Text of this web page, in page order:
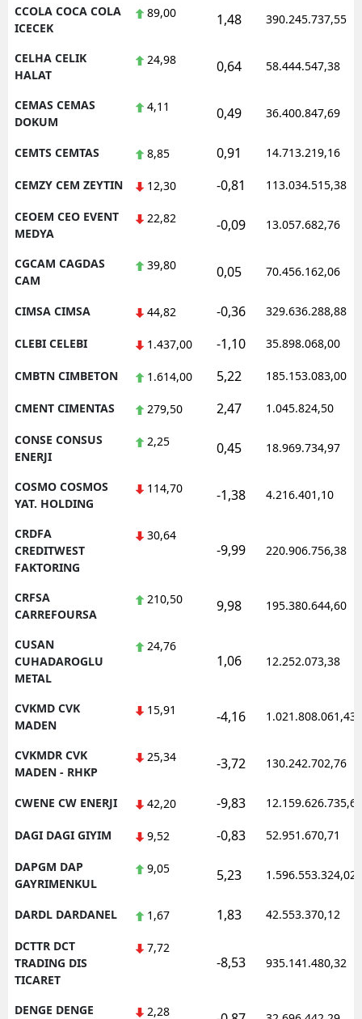
CCOLA COCA COLA
ICECEK
89,00 1,48 390.245.737,55
CELHA CELIK
HALAT
24,98 0,64 58.444.547,38
CEMAS CEMAS
DOKUM
4,11 0,49 36.400.847,69
CEMTS CEMTAS 8,85 0,91 14.713.219,16
CEMZY CEM ZEYTIN 12,30 -0,81 113.034.515,38
CEOEM CEO EVENT
MEDYA
22,82 -0,09 13.057.682,76
CGCAM CAGDAS
CAM
39,80 0,05 70.456.162,06
CIMSA CIMSA 44,82 -0,36 329.636.288,88
CLEBI CELEBI 1.437,00 -1,10 35.898.068,00
CMBTN CIMBETON 1.614,00 5,22 185.153.083,00
CMENT CIMENTAS 279,50 2,47 1.045.824,50
CONSE CONSUS
ENERJI
2,25 0,45 18.969.734,97
COSMO COSMOS
YAT. HOLDING
114,70 -1,38 4.216.401,10
CRDFA
CREDITWEST
FAKTORING
30,64
-9,99 220.906.756,38
CRFSA
CARREFOURSA
210,50 9,98 195.380.644,60
CUSAN
CUHADAROGLU
METAL
24,76
1,06 12.252.073,38
CVKMD CVK
MADEN
15,91 -4,16 1.021.808.061,43
CVKMDR CVK
MADEN - RHKP
25,34 -3,72 130.242.702,76
CWENE CW ENERJI 42,20 -9,83 12.159.626.735,62
DAGI DAGI GIYIM 9,52 -0,83 52.951.670,71
DAPGM DAP
GAYRIMENKUL
9,05 5,23 1.596.553.324,02
DARDL DARDANEL 1,67 1,83 42.553.370,12
DCTTR DCT
TRADING DIS
TICARET
7,72
-8,53 935.141.480,32
DENGE DENGE
2,28